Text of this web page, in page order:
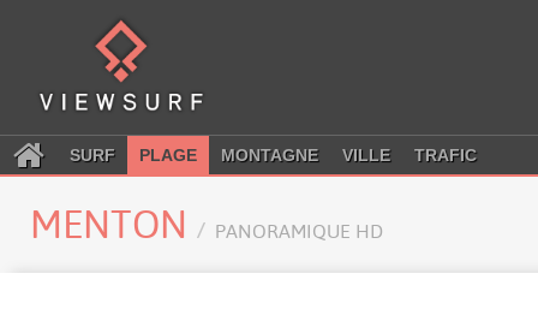
SURF PLAGE MONTAGNE VILLE TRAFIC
MENTON PANORAMIQUE HD